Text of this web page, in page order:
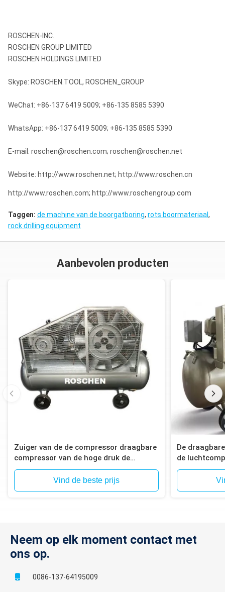
Staafdiameter
Lengte van Staaf
Algemeen gewicht 7500 kg
Algemene afmeting 5100x2300x2850 mm
ROSCHEN-INC.
ROSCHEN GROUP LIMITED
ROSCHEN HOLDINGS LIMITED
Skype: ROSCHEN.TOOL, ROSCHEN_GROUP
WeChat: +86-137 6419 5009; +86-135 8585 5390
WhatsApp: +86-137 6419 5009; +86-135 8585 5390
E-mail: roschen@roschen.com; roschen@roschen.net
Website: http://www.roschen.net; http://www.roschen.cn
http://www.roschen.com; http://www.roschengroup.com
Taggen: de machine van de boorgatboring, rots boormateriaal ,
rock drilling equipment
Aanbevolen producten
Zuiger van de de compressor draagbare
compressor van de hoge druk de
elektrische lucht
Vind de beste prijs
De
de
Neem op elk moment contact met
ons op.
0086-137-64195009